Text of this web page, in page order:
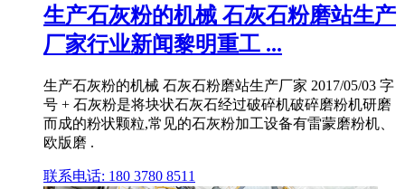
生产石灰粉的机械 石灰石粉磨站生产
厂家行业新闻黎明重工 ...
生产石灰粉的机械 石灰石粉磨站生产厂家 2017/05/03 字
号 + 石灰粉是将块状石灰石经过破碎机破碎磨粉机研磨
而成的粉状颗粒,常见的石灰粉加工设备有雷蒙磨粉机、
欧版磨 .
联系电话: 180 3780 8511